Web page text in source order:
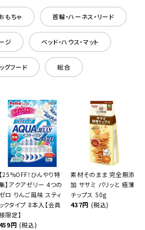
もちゃ 首輪・ハーネス・リード
ジ ベッド・ハウス・マット
グフード 総合
【25%OFF！ひんやり特
】アクアゼリー 4つの
ゼロ りんご風味 スティ
ックタイプ 8本入【会員
限定】
459円 (税込)
素材そのまま 完全無添
加 ササミ パリッと 極薄
チップス 50g
437円 (税込)